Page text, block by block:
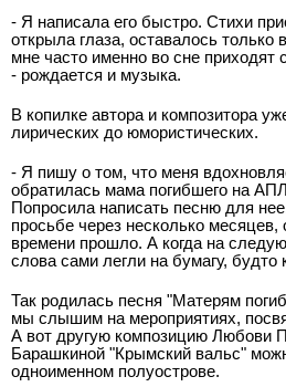
- Я написала его быстро. Стихи
открыла глаза, оставалось только
мне часто именно во сне приходят
- рождается и музыка.
В копилке автора и композитора
лирических до юмористических.
- Я пишу о том, что меня
обратилась мама погибшего на
Попросила написать песню для
просьбе через несколько месяцев,
времени прошло. А когда на
слова сами легли на бумагу, будто
Так родилась песня "Матерям
мы слышим на мероприятиях,
А вот другую композицию Любови
Барашкиной "Крымский вальс"
одноименном полуострове.